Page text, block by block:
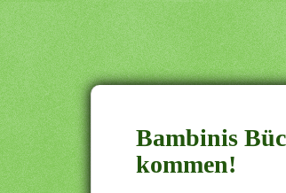
Bambinis
kommen!